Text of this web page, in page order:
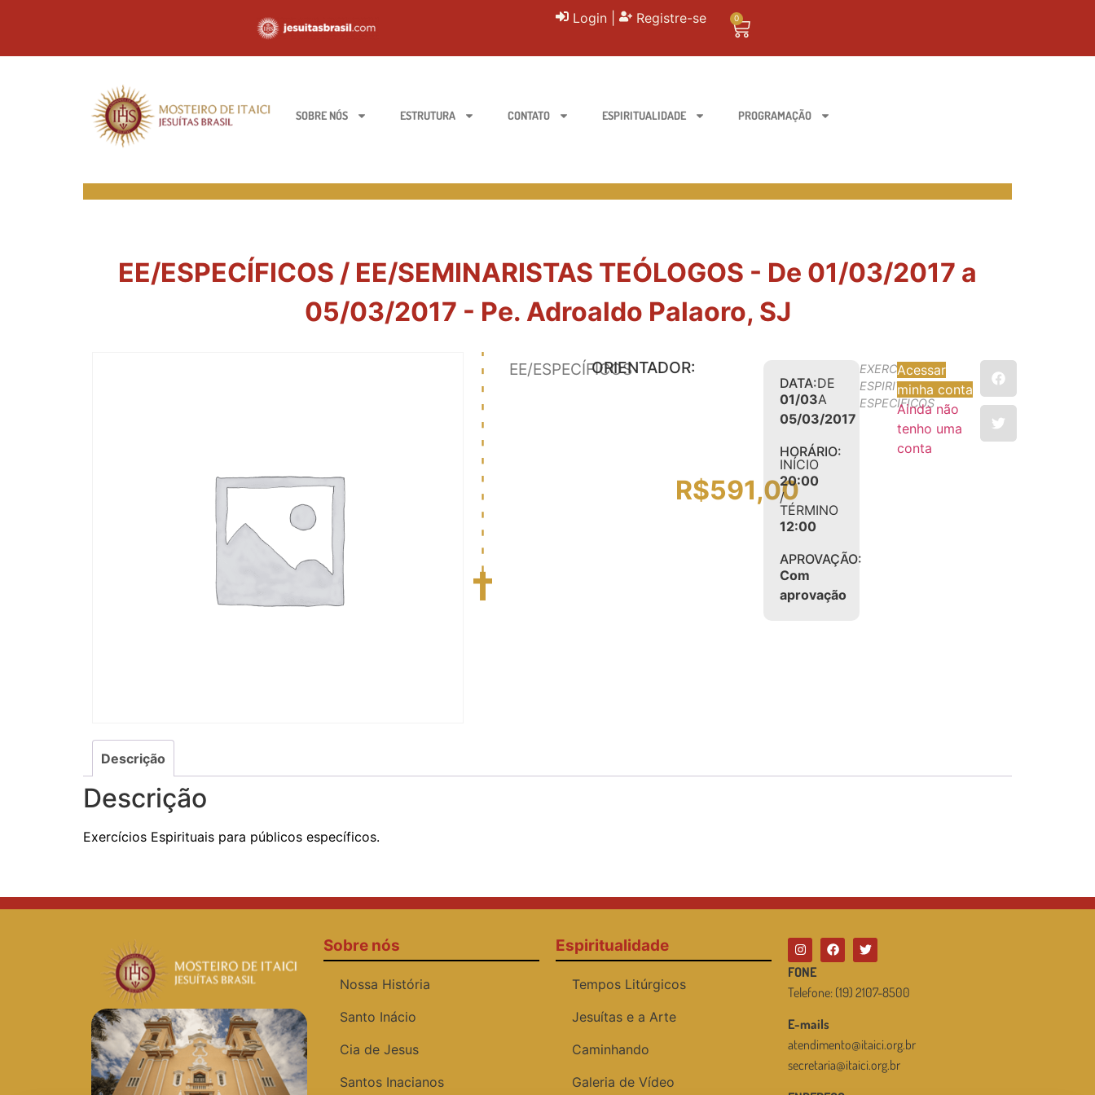
Login Registre-se 0
SOBRE NÓS ESTRUTURA CONTATO ESPIRITUALIDADE PROGRAMAÇÃO
EE/ESPECÍFICOS / EE/SEMINARISTAS TEÓLOGOS - De 01/03/2017 a
05/03/2017 - Pe. Adroaldo Palaoro, SJ
EE/ESPECÍFICOSORIENTADOR:
R$591,00
DATA:DE
01/03A
05/03/2017
HORÁRIO:
INÍCIO
20:00
/
TÉRMINO
12:00
APROVAÇÃO:
Com
aprovação
EXERCÍCIOS
ESPIRITUAIS
ESPECÍFICOS
Acessar
minha conta
Ainda não
tenho uma
conta
Descrição
Descrição
Exercícios Espirituais para públicos específicos.
Sobre nós
Nossa História
Santo Inácio
Cia de Jesus
Santos Inacianos
Espiritualidade
Tempos Litúrgicos
Jesuítas e a Arte
Caminhando
Galeria de Vídeo
FONE
Telefone: (19) 2107-8500
E-mails
atendimento@itaici.org.br
secretaria@itaici.org.br